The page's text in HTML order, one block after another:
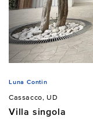
Luna Contin
Cassacco, UD
Villa singola